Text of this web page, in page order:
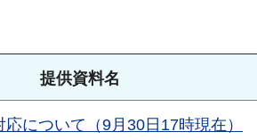
提供資料名
について（9月30日17時現在）